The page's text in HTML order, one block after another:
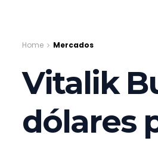
Home Mercados
Vitalik
dólares